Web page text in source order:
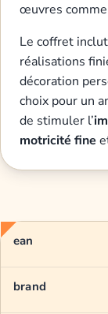
œuvres comme
Le coffret inclut
réalisations
décoration
choix pour un
de stimuler l’
motricité fine
ean
brand